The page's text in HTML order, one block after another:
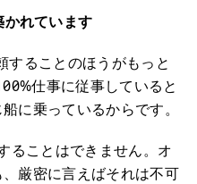
れています
することのほうがもっと
仕事に従事していると
に乗っているからです。
ることはできません。オ
厳密に言えばそれは不可